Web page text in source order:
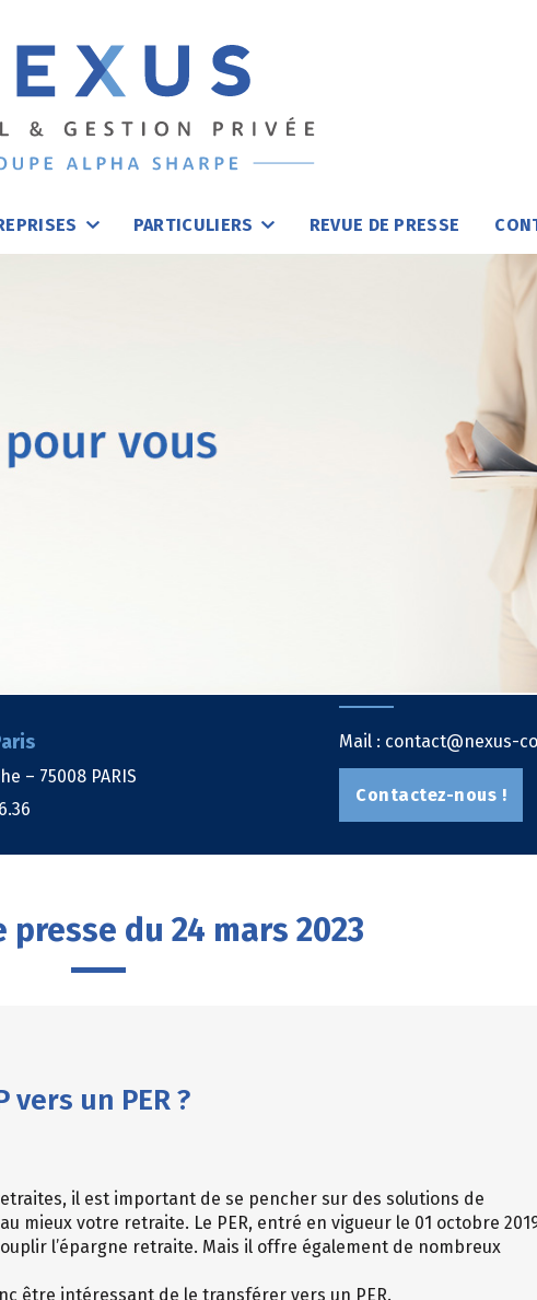
PARTICULIERS REVUE DE PRESSE
– 75008 PARIS
Mail : contact@nexus-
Contactez-nous !
presse du 24 mars 2023
un PER ?
il est important de se pencher sur des solutions de
mieux votre retraite. Le PER, entré en vigueur le 01 octobre
l’épargne retraite. Mais il offre également de nombreux
être intéressant de le transférer vers un PER.